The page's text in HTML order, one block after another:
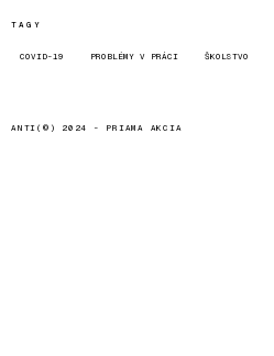
TAGY
COVID-19 PROBLÉMY V PRÁCI ŠKOLSTVO
ANTI(©) 2024 - PRIAMA AKCIA